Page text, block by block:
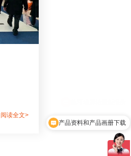
阅读全文>
产品资料和产品画册下载